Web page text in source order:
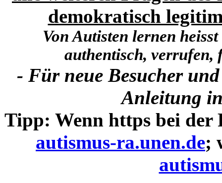
demokratisch
Von Autisten lernen
authentisch, verrufen,
- Für neue Besucher
Anleitung
Tipp: Wenn https bei der
autismus-ra.unen.de;